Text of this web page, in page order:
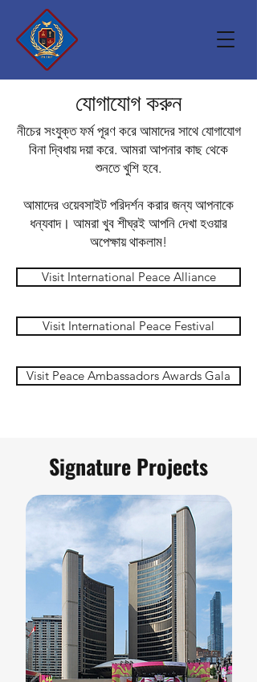
যোগাযোগ করুন
নীচের সংযুক্ত ফর্ম পূরণ করে আমাদের সাথে যোগাযোগ
বিনা দ্বিধায় দয়া করে. আমরা আপনার কাছ থেকে
শুনতে খুশি হবে.
আমাদের ওয়েবসাইট পরিদর্শন করার জন্য আপনাকে
ধন্যবাদ। আমরা খুব শীঘ্রই আপনি দেখা হওয়ার
অপেক্ষায় থাকলাম!
Visit International Peace Alliance
Visit International Peace Festival
Visit Peace Ambassadors Awards Gala
Signature Projects